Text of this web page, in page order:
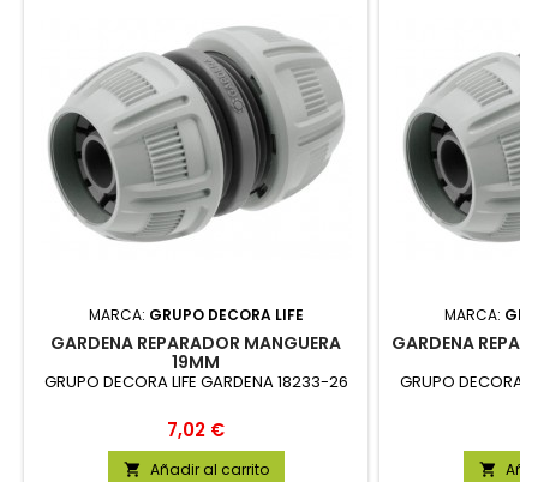
MARCA: GRUPO DECORA LIFE
GARDENA REPARADOR MANGUERA
19MM
GRUPO DECORA LIFE GARDENA 18233-26
Precio
7,02 €
 Añadir al carrito
MARCA:
GARDENA
GRUPO DECORA
